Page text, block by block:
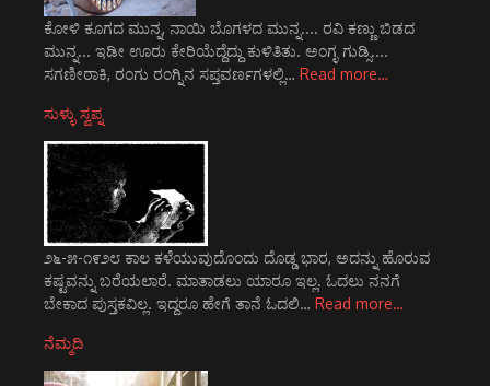
ಕೋಳಿ ಕೂಗದ ಮುನ್ನ, ನಾಯಿ ಬೊಗಳದ ಮುನ್ನ.... ರವಿ ಕಣ್ಣು ಬಿಡದ
ಮುನ್ನ... ಇಡೀ ಊರು ಕೇರಿಯೆದ್ದೆದ್ದು ಕುಳಿತಿತು. ಅಂಗ್ಳ ಗುಡ್ಸಿ....
ಸಗಣೀರಾಕಿ, ರಂಗು ರಂಗ್ನಿನ ಸಪ್ತವರ್ಣಗಳಲ್ಲಿ… Read more…
ಸುಳ್ಳು ಸ್ವಪ್ನ
೨೬-೫-೧೯೨೮ ಕಾಲ ಕಳೆಯುವುದೊಂದು ದೊಡ್ಡ ಭಾರ, ಅದನ್ನು ಹೊರುವ
ಕಷ್ಟವನ್ನು ಬರೆಯಲಾರೆ. ಮಾತಾಡಲು ಯಾರೂ ಇಲ್ಲ. ಓದಲು ನನಗೆ
ಬೇಕಾದ ಪುಸ್ತಕವಿಲ್ಲ. ಇದ್ದರೂ ಹೇಗೆ ತಾನೆ ಓದಲಿ… Read more…
ನೆಮ್ಮದಿ